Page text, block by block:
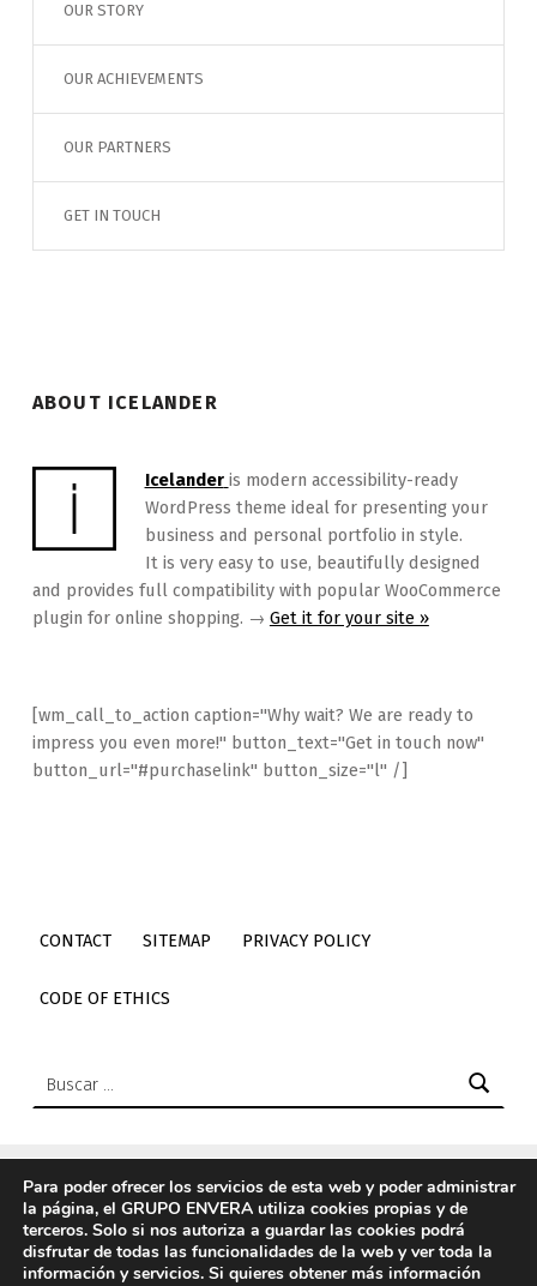
OUR STORY
OUR ACHIEVEMENTS
OUR PARTNERS
GET IN TOUCH
ABOUT ICELANDER
Icelander is modern accessibility-ready
WordPress theme ideal for presenting your
business and personal portfolio in style.
It is very easy to use, beautifully designed
and provides full compatibility with popular WooCommerce
plugin for online shopping. → Get it for your site »
[wm_call_to_action caption="Why wait? We are ready to
impress you even more!" button_text="Get in touch now"
button_url="#purchaselink" button_size="l" /]
CONTACT SITEMAP PRIVACY POLICY
CODE OF ETHICS
© 2026Envera |UsingIcelander WordPresstheme.|Back
to top ↑
Para poder ofrecer los servicios de esta web y poder administrar
la página, el GRUPO ENVERA utiliza cookies propias y de
terceros. Solo si nos autoriza a guardar las cookies podrá
disfrutar de todas las funcionalidades de la web y ver toda la
información y servicios. Si quieres obtener más información